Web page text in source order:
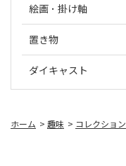
絵画 ･ 掛け軸
置き物
ダイキャスト
ホーム > 趣味 > コレクション